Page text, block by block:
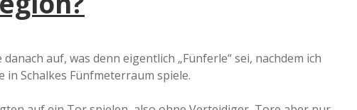
r
auf, was denn eigentlich „Fünferle“ sei, nachdem ich
Schalkes Fünfmeterraum spiele.